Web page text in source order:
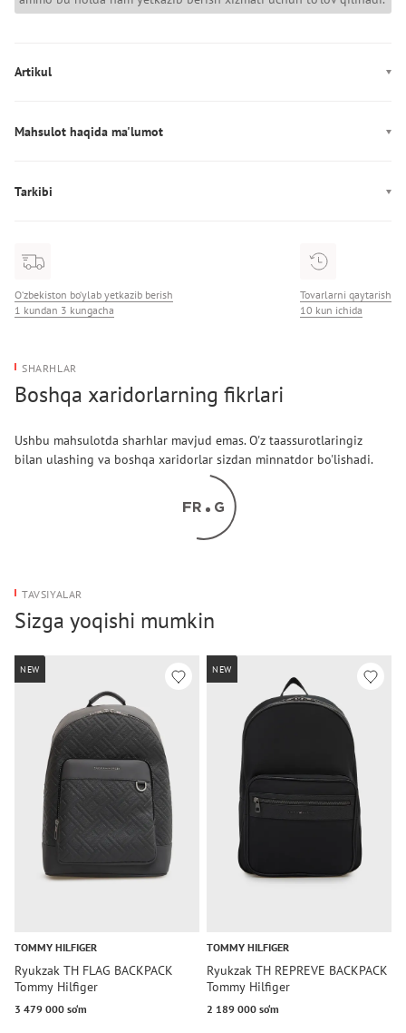
Artikul
Mahsulot haqida ma'lumot
Tarkibi
O‘zbekiston bo‘ylab yetkazib berish
1 kundan 3 kungacha
Tovarlarni qaytarish
10 kun ichida
SHARHLAR
Boshqa xaridorlarning fikrlari
Ushbu mahsulotda sharhlar mavjud emas. O'z taassurotlaringiz
bilan ulashing va boshqa xaridorlar sizdan minnatdor bo'lishadi.
TAVSIYALAR
Sizga yoqishi mumkin
NEW
TOMMY HILFIGER
Ryukzak TH FLAG BACKPACK
Tommy Hilfiger
3 479 000 so‘m
NEW
TOMMY HILFIGER
Ryukzak TH REPREVE BACKPACK
Tommy Hilfiger
2 189 000 so‘m